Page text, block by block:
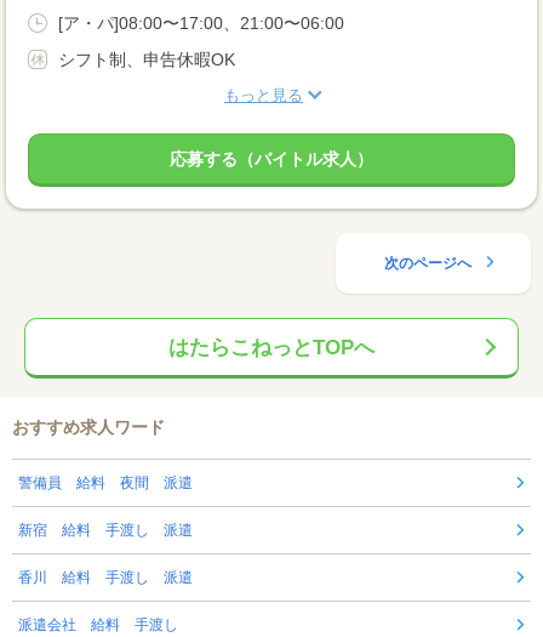
[ア・パ]08:00〜17:00、21:00〜06:00
シフト制、申告休暇OK
もっと見る
応募する（バイトル求人）
次のページへ
はたらこねっとTOPへ
おすすめ求人ワード
警備員 給料 夜間 派遣
新宿 給料 手渡し 派遣
香川 給料 手渡し 派遣
派遣会社 給料 手渡し